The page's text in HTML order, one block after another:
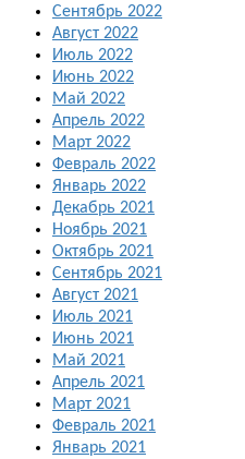
Сентябрь 2022
Август 2022
Июль 2022
Июнь 2022
Май 2022
Апрель 2022
Март 2022
Февраль 2022
Январь 2022
Декабрь 2021
Ноябрь 2021
Октябрь 2021
Сентябрь 2021
Август 2021
Июль 2021
Июнь 2021
Май 2021
Апрель 2021
Март 2021
Февраль 2021
Январь 2021